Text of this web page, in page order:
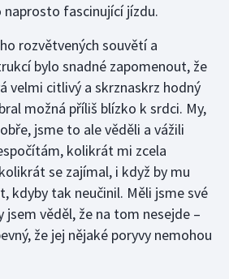
naprosto fascinující jízdu.
rozvětvených souvětí a
bylo snadné zapomenout, že
velmi citlivý a skrznaskrz hodný
možná příliš blízko k srdci. My,
jsme to ale věděli a vážili
kolikrát mi zcela
se zajímal, i když by mu
kdyby tak neučinil. Měli jsme své
jsem věděl, že na tom nesejde –
že jej nějaké poryvy nemohou